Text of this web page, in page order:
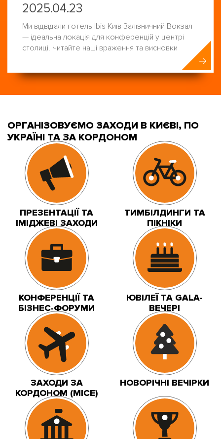
2025.04.23
Ми відвідали готель Ibis Київ Залізничний Вокзал
— ідеальна локація для конференцій у центрі
столиці. Читайте наші враження та висновки
ОРГАНІЗОВУЄМО ЗАХОДИ В КИЄВІ, ПО
УКРАЇНІ ТА ЗА КОРДОНОМ
ПРЕЗЕНТАЦІЇ ТА
ІМІДЖЕВІ ЗАХОДИ
ТИМБІЛДИНГИ ТА
ПІКНІКИ
КОНФЕРЕНЦІЇ ТА
БІЗНЕС-ФОРУМИ
ЮВІЛЕЇ ТА GALA-
ВЕЧЕРІ
ЗАХОДИ ЗА
КОРДОНОМ (MICE)
НОВОРІЧНІ ВЕЧІРКИ